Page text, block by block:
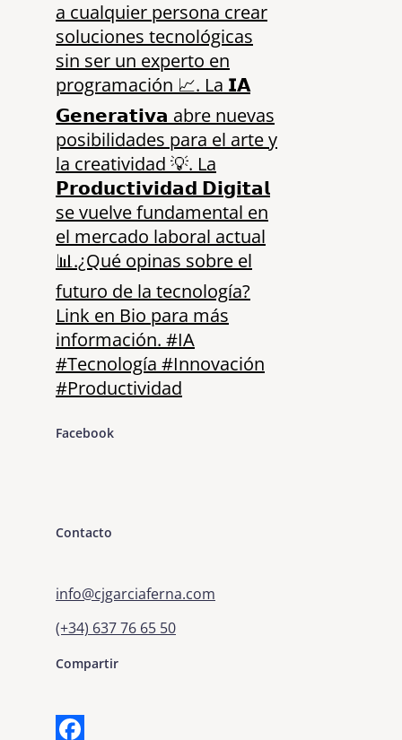
Facebook
Contacto
info@cjgarciaferna.com
(+34) 637 76 65 50
Compartir